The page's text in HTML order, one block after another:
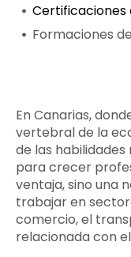
En Canarias,
vertebral de la
de las
para crecer
ventaja, sino una
trabajar en
comercio, el
relacionada con